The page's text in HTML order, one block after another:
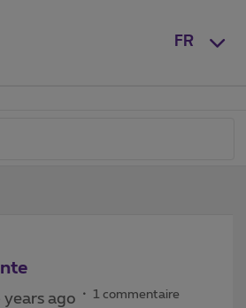
FR
ago 1 commentaire